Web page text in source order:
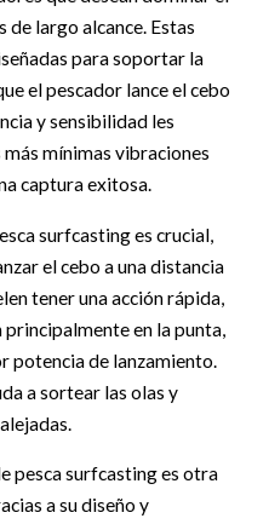
largo alcance. Estas
para soportar la
el pescador lance el cebo
y sensibilidad les
mínimas vibraciones
captura exitosa.
surfcasting es crucial,
el cebo a una distancia
tener una acción rápida,
principalmente en la punta,
potencia de lanzamiento.
a sortear las olas y
pesca surfcasting es otra
a su diseño y